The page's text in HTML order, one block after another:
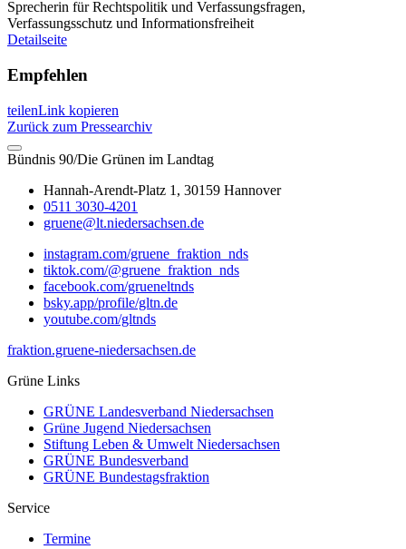
Sprecherin für Rechtspolitik und Verfassungsfragen,
Verfassungsschutz und Informationsfreiheit
Detailseite
Empfehlen
teilenLink kopieren
Zurück zum Pressearchiv
Bündnis 90/Die Grünen im Landtag
Hannah-Arendt-Platz 1, 30159 Hannover
0511 3030-4201
gruene@lt.niedersachsen.de
instagram.com/gruene_fraktion_nds
tiktok.com/@gruene_fraktion_nds
facebook.com/grueneltnds
bsky.app/profile/gltn.de
youtube.com/gltnds
fraktion.gruene-niedersachsen.de
Grüne Links
GRÜNE Landesverband Niedersachsen
Grüne Jugend Niedersachsen
Stiftung Leben & Umwelt Niedersachsen
GRÜNE Bundesverband
GRÜNE Bundestagsfraktion
Service
Termine